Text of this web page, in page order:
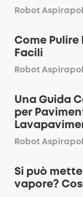
Robot
Come Pulire
Facili
Robot
Una Guida
per
Robot
Si può
vapore?